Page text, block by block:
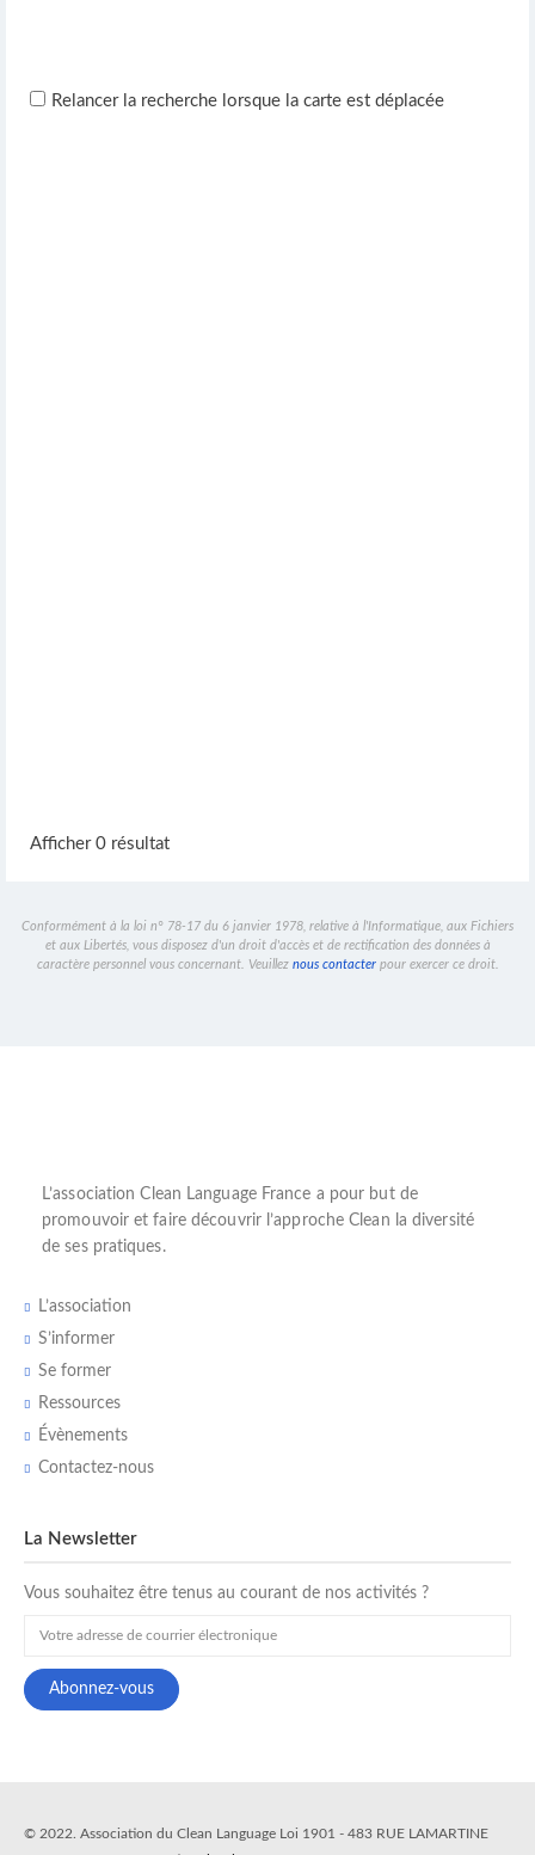
Relancer la recherche lorsque la carte est déplacée
Afficher 0 résultat
Conformément à la loi n° 78-17 du 6 janvier 1978, relative à l'Informatique, aux Fichiers
et aux Libertés, vous disposez d'un droit d'accès et de rectification des données à
caractère personnel vous concernant. Veuillez nous contacterpour exercer ce droit.
L’association Clean Language France a pour but de
promouvoir et faire découvrir l’approche Clean la diversité
de ses pratiques.
L’association
S’informer
Se former
Ressources
Évènements
Contactez-nous
La Newsletter
Vous souhaitez être tenus au courant de nos activités ?
© 2022. Association du Clean Language Loi 1901 - 483 RUE LAMARTINE